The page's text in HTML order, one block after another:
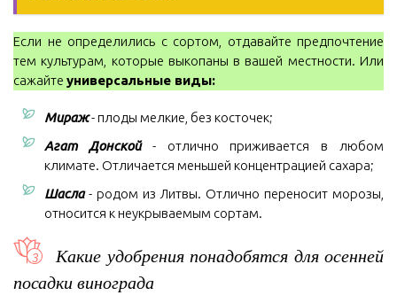
Если не определились с сортом, отдавайте предпочтение
тем культурам, которые выкопаны в вашей местности. Или
сажайте универсальные виды:
Мираж- плоды мелкие, без косточек;
Агат Донской- отлично приживается в любом
климате. Отличается меньшей концентрацией сахара;
Шасла- родом из Литвы. Отлично переносит морозы,
относится к неукрываемым сортам.
Какие удобрения понадобятся для осенней
посадки винограда